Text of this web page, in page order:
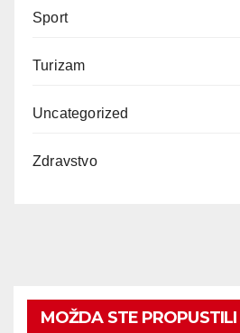
Sport
Turizam
Uncategorized
Zdravstvo
MOŽDA STE PROPUSTILI